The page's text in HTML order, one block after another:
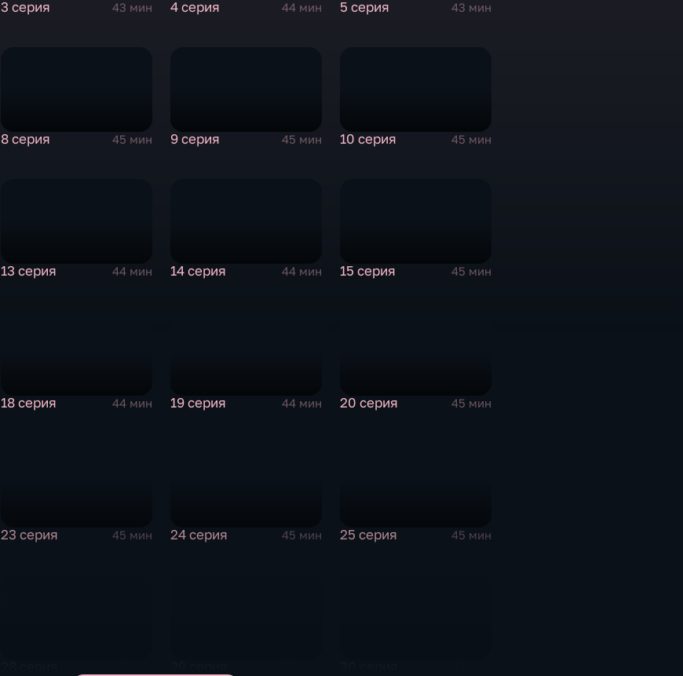
3 серия 43 мин 4 серия 44 мин 5 серия 43 мин
8 серия 45 мин 9 серия 45 мин 10 серия 45 мин
13 серия 44 мин 14 серия 44 мин 15 серия 45 мин
18 серия 44 мин 19 серия 44 мин 20 серия 45 мин
23 серия 45 мин 24 серия 45 мин 25 серия 45 мин